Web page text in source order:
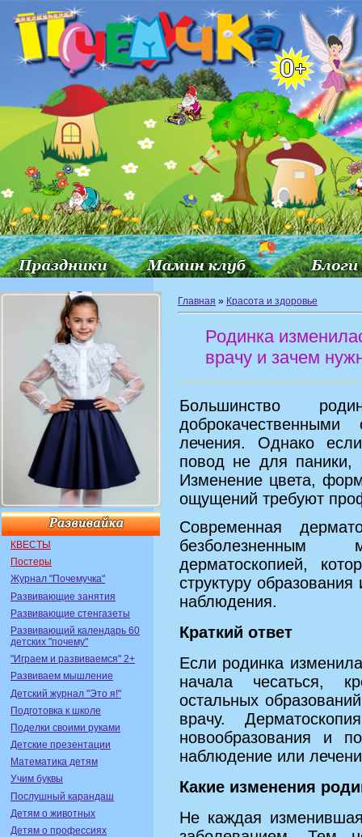
КВЕСТЫ
Постеры
Журнал "Почемучка"
Развивающие занятия
Развивающие стенгазеты
Развивающий календарь 60
детских "почему"
"Играем и развиваемся" 2+
Развиваем мышление
Детский журнал "Это я!"
Подготовка к школе
Поделки своими руками
Детские презентации
Математика детям
Учим буквы
Послушный карандаш
Детям о животных
Детям о профессиях
Главная » Красота и здоровье
Родинка
врачу и зачем
Большинство
лечения. Однако
повод не для паники,
Изменение цвета,
ощущений требуют
Современная
дерматоскопией,
структуру
наблюдения.
Краткий ответ
Если родинка
начала чесаться,
остальных
врачу.
новообразования и
наблюдение или
Какие изменения
Не каждая